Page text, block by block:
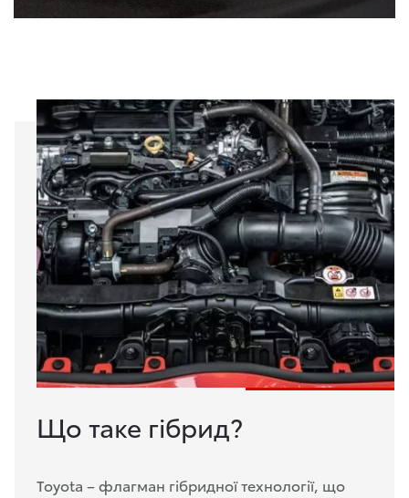
Що таке гiбрид?
Toyota – флагман гібридної технології, що